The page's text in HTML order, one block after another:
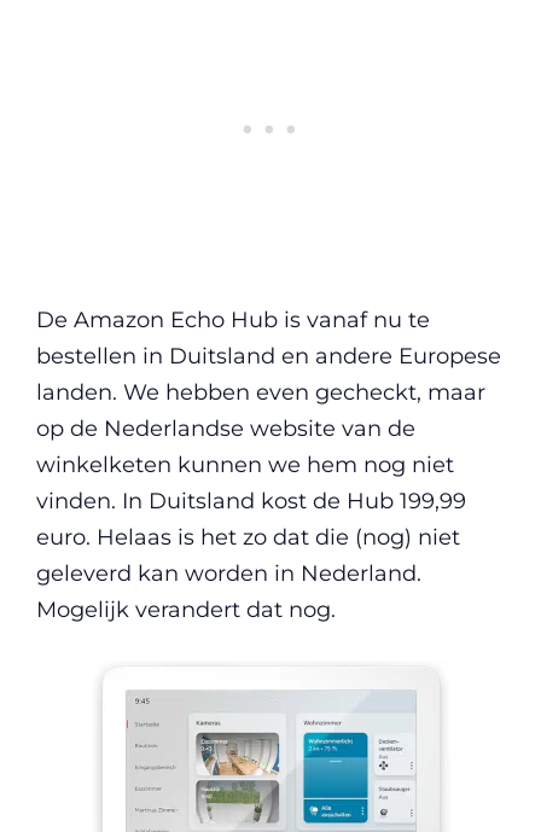
De Amazon Echo Hub is vanaf nu te
bestellen in Duitsland en andere Europese
landen. We hebben even gecheckt, maar
op de Nederlandse website van de
winkelketen kunnen we hem nog niet
vinden. In Duitsland kost de Hub 199,99
euro. Helaas is het zo dat die (nog) niet
geleverd kan worden in Nederland.
Mogelijk verandert dat nog.